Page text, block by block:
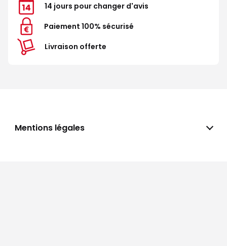
14 jours pour changer d'avis
Paiement 100% sécurisé
Livraison offerte
Mentions légales